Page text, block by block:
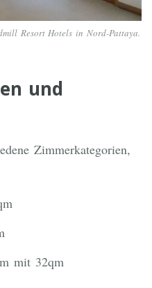
Resort Hotels in Nord-Pattaya.
und
Zimmerkategorien,
mit 32qm